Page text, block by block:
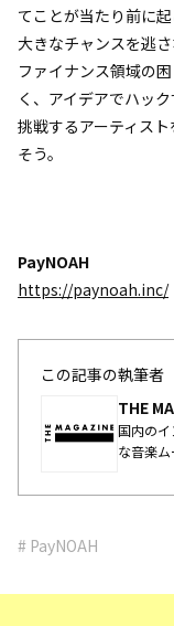
てことが当たり前に
大きなチャンスを逃
ファイナンス領域の
く、アイデアでハッ
挑戦するアーティス
そう。
PayNOAH
https://paynoah.inc/
この記事の執筆者
THE
国内のイ
な音楽
# PayNOAH